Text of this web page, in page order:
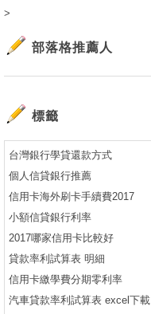
>
部落格推薦人
標籤
台灣銀行學貸還款方式
個人信貸銀行推薦
信用卡海外刷卡手續費2017
小額信貸銀行利率
2017哪家信用卡比較好
貸款率利試算表 明細
信用卡繳學費分期零利率
汽車貸款率利試算表 excel下載